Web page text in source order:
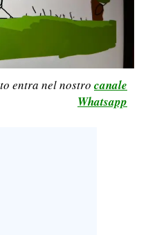
entra nel nostro canale
Whatsapp